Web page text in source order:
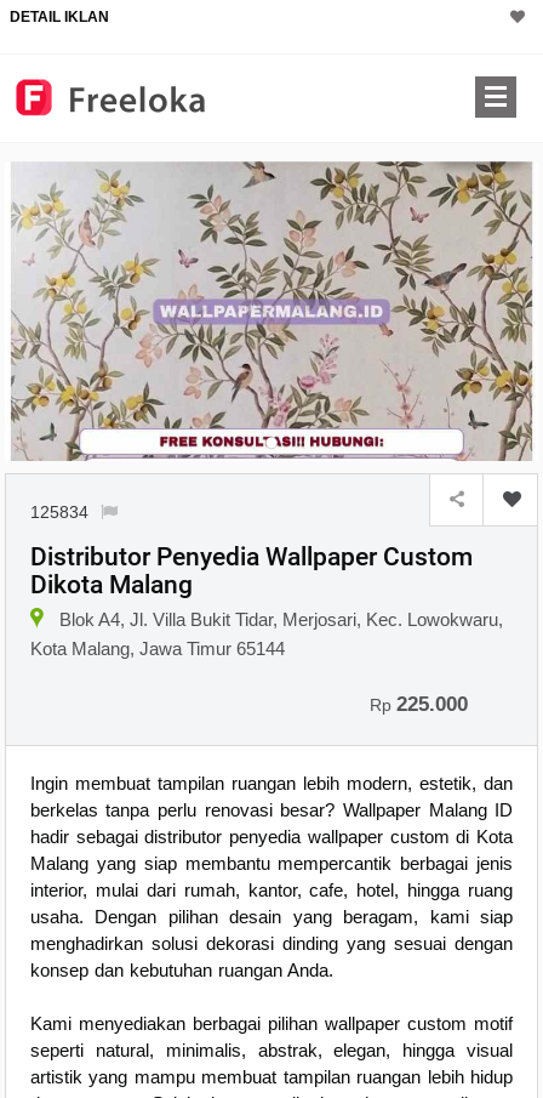
DETAIL IKLAN
125834
Distributor Penyedia Wallpaper Custom
Dikota Malang
Blok A4, Jl. Villa Bukit Tidar, Merjosari, Kec. Lowokwaru,
Kota Malang, Jawa Timur 65144
Rp225.000
Ingin membuat tampilan ruangan lebih modern, estetik, dan
berkelas tanpa perlu renovasi besar? Wallpaper Malang ID
hadir sebagai distributor penyedia wallpaper custom di Kota
Malang yang siap membantu mempercantik berbagai jenis
interior, mulai dari rumah, kantor, cafe, hotel, hingga ruang
usaha. Dengan pilihan desain yang beragam, kami siap
menghadirkan solusi dekorasi dinding yang sesuai dengan
konsep dan kebutuhan ruangan Anda.
Kami menyediakan berbagai pilihan wallpaper custom motif
seperti natural, minimalis, abstrak, elegan, hingga visual
artistik yang mampu membuat tampilan ruangan lebih hidup